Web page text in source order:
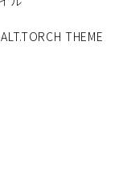
THEME